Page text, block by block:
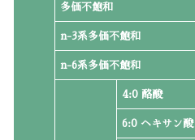
多価不飽和
n-3系多価不飽和
n-6系多価不飽和
4:0 酪酸
6:0 ヘキサン酸